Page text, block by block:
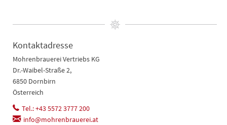
Kontaktadresse
Mohrenbrauerei Vertriebs KG
Dr.-Waibel-Straße 2,
6850 Dornbirn
Österreich
Tel.: +43 5572 3777 200
info@mohrenbrauerei.at